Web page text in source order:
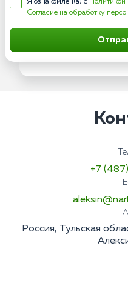
Я ознакомлен(а) с
Согласие на обработку
+7
Россия, Тульская